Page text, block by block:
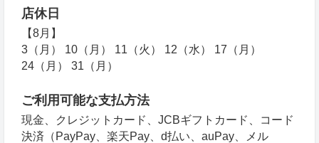
店休日
【8月】
3（月） 10（月） 11（火） 12（水） 17（月）
24（月） 31（月）
ご利用可能な支払方法
現金、クレジットカード、JCBギフトカード、コード
決済（PayPay、楽天Pay、d払い、auPay、メル